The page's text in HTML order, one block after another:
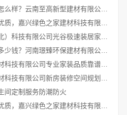
滇中家装设计怎么样？云南至高新型建材有限公司专业靠谱
濮阳旧房改造多少钱？河南璟臻环保建材有限公司透明报价
嘉兴美居乐建材科技有限公司专业家装品质靠谱有保障
间定制服务防潮防火